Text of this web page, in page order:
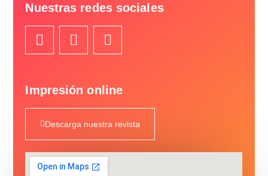
Nuestras redes sociales
Impresión online
Descarga nuestra revista